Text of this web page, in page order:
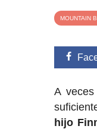
MOUNTAIN
A
hijo